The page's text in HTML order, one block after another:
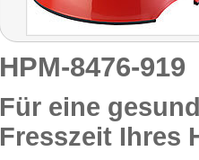
HPM-8476-
Für eine
Fresszeit Ihres